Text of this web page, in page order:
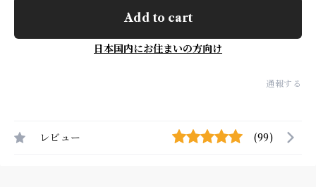
Add to cart
日本国内にお住まいの方向け
通報する
レビュー (99)